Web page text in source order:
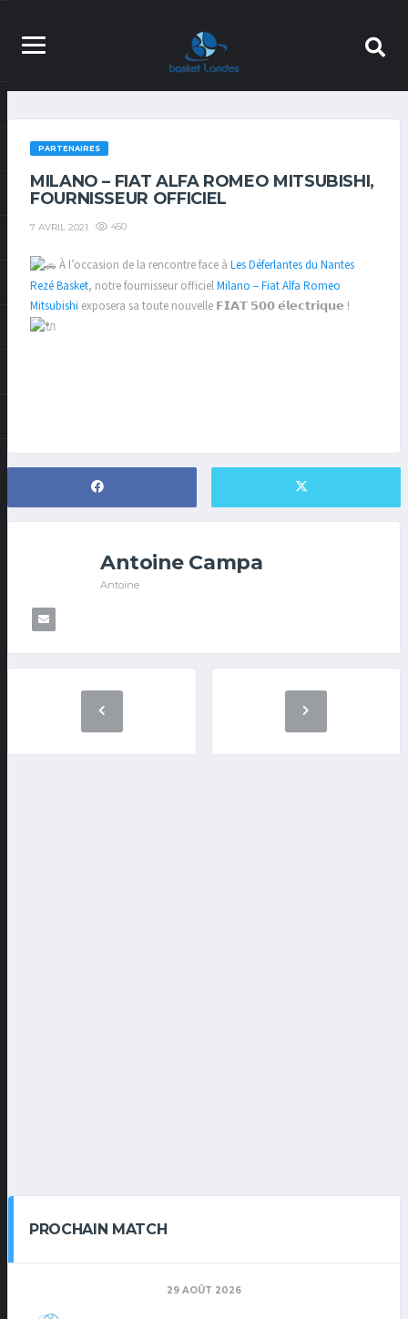
PARTENAIRES
MILANO – FIAT ALFA ROMEO MITSUBISHI,
FOURNISSEUR OFFICIEL
7 AVRIL 2021 450
À l’occasion de la rencontre face à Les Déferlantes du Nantes
Rezé Basket, notre fournisseur officielMilano – Fiat Alfa Romeo
Mitsubishi exposera sa toute nouvelle 𝗙𝗜𝗔𝗧 𝟱𝟬𝟬 𝗲́𝗹𝗲𝗰𝘁𝗿𝗶𝗾𝘂𝗲 !
Antoine Campa
Antoine
PROCHAIN MATCH
29 AOÛT 2026